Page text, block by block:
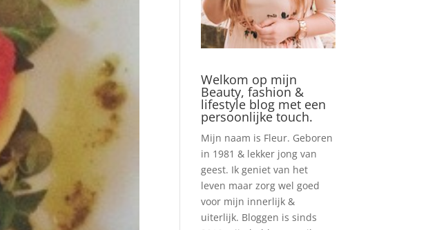
Welkom op mijn
Beauty, fashion &
lifestyle blog met een
persoonlijke touch.
Mijn naam is Fleur. Geboren
in 1981 & lekker jong van
geest. Ik geniet van het
leven maar zorg wel goed
voor mijn innerlijk &
uiterlijk. Bloggen is sinds